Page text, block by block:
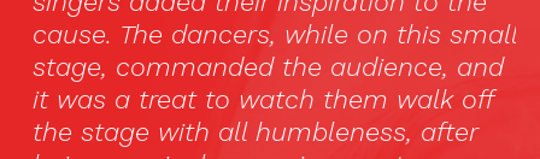
cause. The dancers, while on this small
stage, commanded the audience, and
it was a treat to watch them walk off
the stage with all humbleness, after